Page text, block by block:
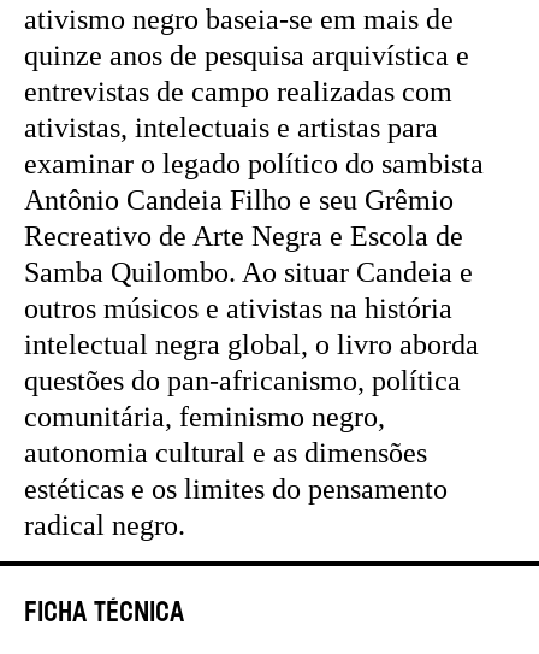
Ficha Técnica
ativismo negro baseia-se em mais de
quinze anos de pesquisa arquivística e
entrevistas de campo realizadas com
ativistas, intelectuais e artistas para
examinar o legado político do sambista
Antônio Candeia Filho e seu Grêmio
Recreativo de Arte Negra e Escola de
Samba Quilombo. Ao situar Candeia e
outros músicos e ativistas na história
intelectual negra global, o livro aborda
questões do pan-africanismo, política
comunitária, feminismo negro,
autonomia cultural e as dimensões
estéticas e os limites do pensamento
radical negro.